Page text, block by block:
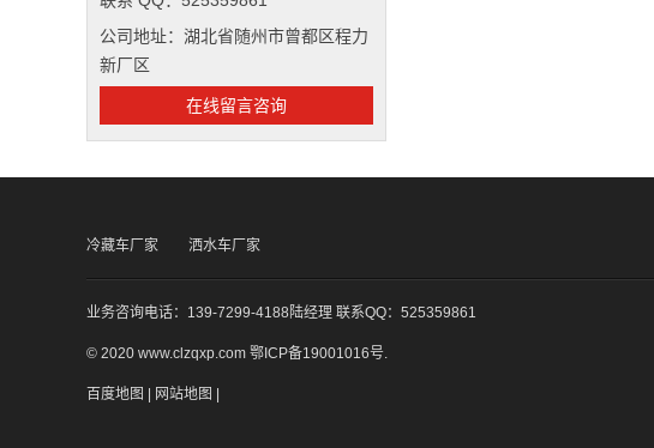
公司地址：湖北省随州市曾都区程力
新厂区
在线留言咨询
冷藏车厂家 洒水车厂家
业务咨询电话：139-7299-4188陆经理 联系QQ：525359861
© 2020 www.clzqxp.com 鄂ICP备19001016号
百度地图 | 网站地图 |